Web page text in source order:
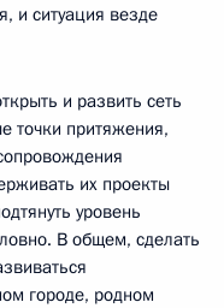
и ситуация везде
и развить сеть
точки притяжения,
их проекты
уровень
В общем, сделать
городе, родном